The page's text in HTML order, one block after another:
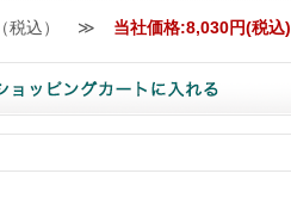
（税込） ≫ 当社価格:8,030円(税込)